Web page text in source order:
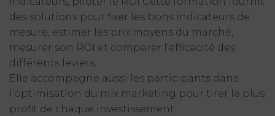
des solutions pour fixer les bons indicateurs de
mesure, estimer les prix moyens du marché,
mesurer son ROI et comparer l’efficacité des
différents leviers.
Elle accompagne aussi les participants dans
l’optimisation du mix marketing pour tirer le plus
profit de chaque investissement.